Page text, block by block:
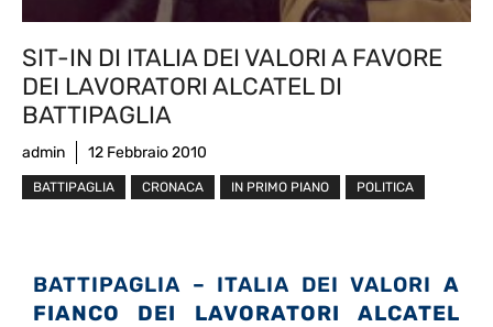
SIT-IN DI ITALIA DEI VALORI A FAVORE
DEI LAVORATORI ALCATEL DI
BATTIPAGLIA
admin 12 Febbraio 2010
BATTIPAGLIA CRONACA IN PRIMO PIANO POLITICA
BATTIPAGLIA – ITALIA DEI VALORI A
FIANCO DEI LAVORATORI ALCATEL